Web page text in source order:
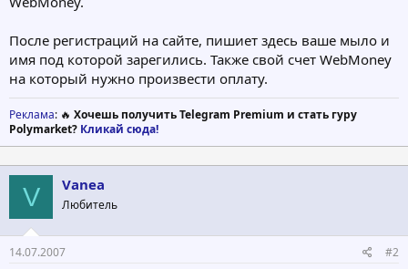
После регистраций на сайте, пишиет здесь ваше мыло и
имя под которой зарегились. Также свой счет WebMoney
на который нужно произвести оплату.
Реклама: 🔥 Хочешь получить Telegram Premium и стать гуру
Polymarket? Кликай сюда!
V Vanea
Любитель
14.07.2007 #2